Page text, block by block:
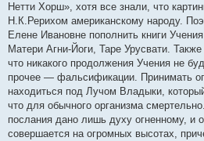
Нетти Хорш», хотя все знали, что
Н.К.Рерихом американскому народу.
Елене Ивановне пополнить книги
Матери Агни-Йоги, Таре Урусвати.
что никакого продолжения Учения не
прочее — фальсификации. Принимать
находиться под Лучом Владыки,
что для обычного организма
послания дано лишь духу огненному, и
совершается на огромных высотах,